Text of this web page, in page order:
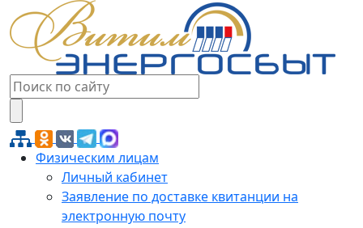
Физическим лицам
Личный кабинет
Заявление по доставке квитанции на
электронную почту